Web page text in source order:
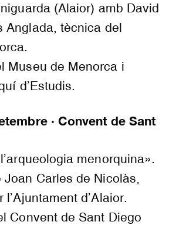
(Alaior) amb David
Anglada, tècnica del
Museu de Menorca i
d’Estudis.
· Convent de Sant
menorquina».
Carles de Nicolàs,
d’Alaior.
Convent de Sant Diego